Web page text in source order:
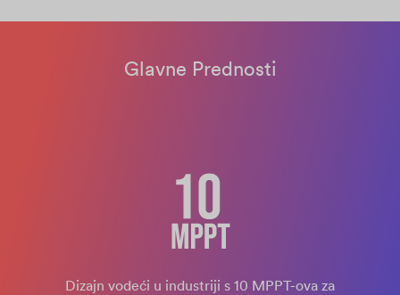
Glavne Prednosti
Dizajn vodeći u industriji s 10 MPPT-ova za